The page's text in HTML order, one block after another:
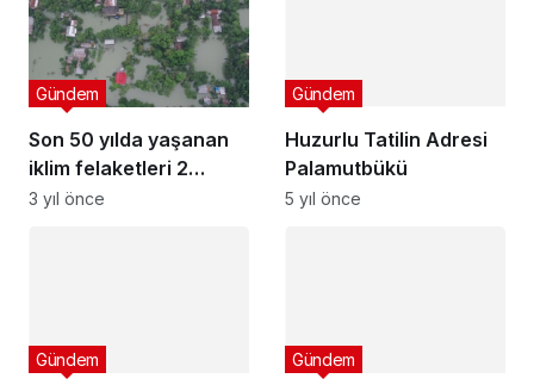
Son 50 yılda yaşanan
iklim felaketleri 2
milyondan fazla can
Gündem
3 yıl önce
Huzurlu Tatilin Adresi
Palamutbükü
Gündem
5 yıl önce
Gündem Gündem